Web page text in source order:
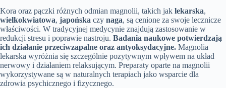
Kora oraz pączki różnych odmian magnolii, takich jak lekarska,
wielkokwiatowa, japońska czy naga, są cenione za swoje lecznicze
właściwości. W tradycyjnej medycynie znajdują zastosowanie w
redukcji stresu i poprawie nastroju. Badania naukowe potwierdzają
ich działanie przeciwzapalne oraz antyoksydacyjne. Magnolia
lekarska wyróżnia się szczególnie pozytywnym wpływem na układ
nerwowy i działaniem relaksującym. Preparaty oparte na magnolii
wykorzystywane są w naturalnych terapiach jako wsparcie dla
zdrowia psychicznego i fizycznego.